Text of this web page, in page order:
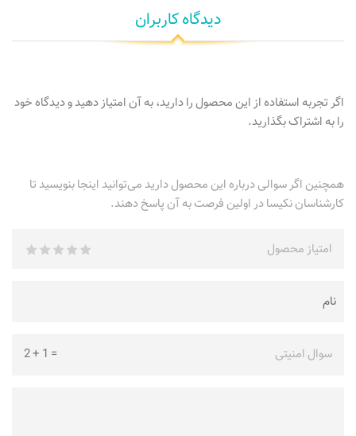
دیدگاه کاربران
اگر تجربه استفاده از این محصول را دارید، به آن امتیاز دهید و دیدگاه خود
را به اشتراک بگذارید.
همچنین اگر سوالی درباره این محصول دارید می‌توانید اینجا بنویسید تا
کارشناسان نکیسا در اولین فرصت به آن پاسخ دهند.
امتیاز محصول
سوال امنیتی =
1
+
2